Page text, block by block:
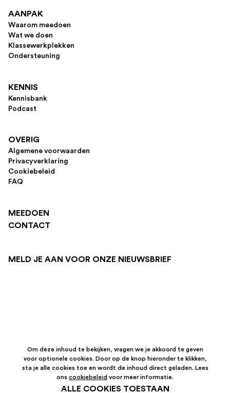
AANPAK
Waarom meedoen
Wat we doen
Klassewerkplekken
Ondersteuning
KENNIS
Kennisbank
Podcast
OVERIG
Algemene voorwaarden
Privacyverklaring
Cookiebeleid
FAQ
MEEDOEN
CONTACT
MELD JE AAN VOOR ONZE NIEUWSBRIEF
Om deze inhoud te bekijken, vragen we je akkoord te geven
voor optionele cookies. Door op de knop hieronder te klikken,
sta je alle cookies toe en wordt de inhoud direct geladen. Lees
ons cookiebeleid voor meer informatie.
ALLE COOKIES TOESTAAN